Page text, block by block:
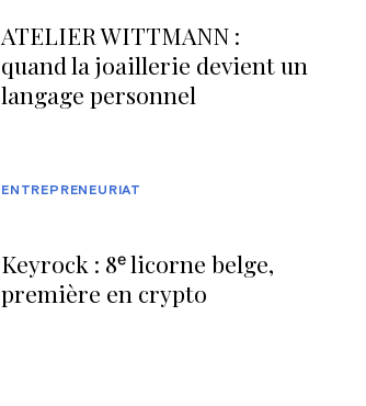
ATELIER WITTMANN :
quand la joaillerie devient un
langage personnel
Keyrock : 8ᵉ licorne belge,
première en crypto
ENTREPRENEURIAT